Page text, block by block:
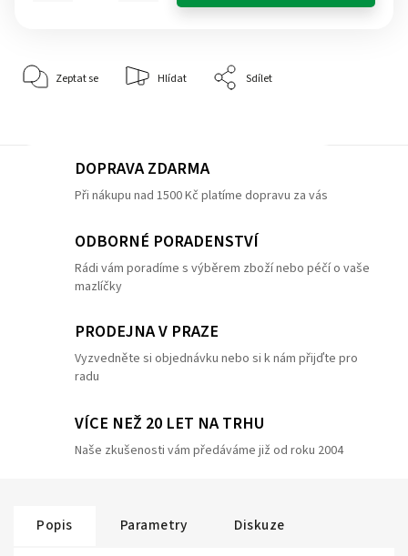
Zeptat se Hlídat Sdílet
DOPRAVA ZDARMA
Při nákupu nad 1500 Kč platíme dopravu za vás
ODBORNÉ PORADENSTVÍ
Rádi vám poradíme s výběrem zboží nebo péčí o vaše
mazlíčky
PRODEJNA V PRAZE
Vyzvedněte si objednávku nebo si k nám přijďte pro
radu
VÍCE NEŽ 20 LET NA TRHU
Naše zkušenosti vám předáváme již od roku 2004
Popis Parametry Diskuze